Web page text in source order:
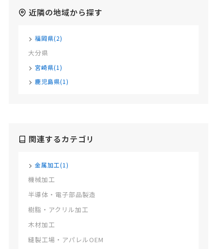
近隣の地域から探す
福岡県(2)
大分県
宮崎県(1)
鹿児島県(1)
関連するカテゴリ
金属加工(1)
機械加工
半導体・電子部品製造
樹脂・アクリル加工
木材加工
縫製工場・アパレルOEM